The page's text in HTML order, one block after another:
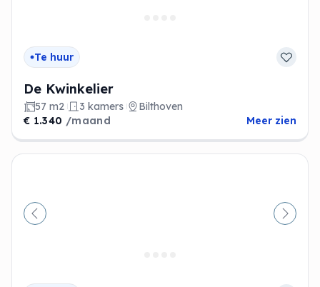
Te huur
De Kwinkelier
57 m2 3 kamers
Bilthoven
€ 1.340 /maand Meer zien
Vorige